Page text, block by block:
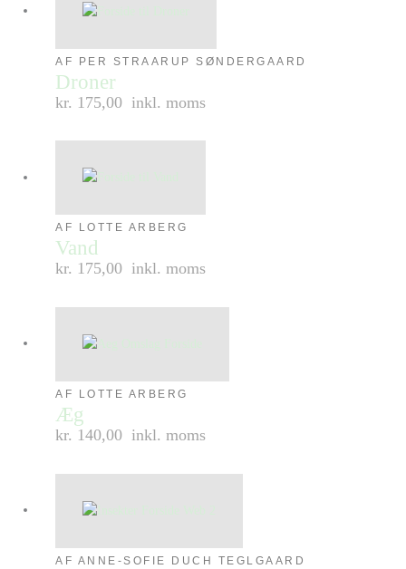
AF PER STRAARUP SØNDERGAARD
Droner
kr. 175,00 inkl. moms
AF LOTTE ARBERG
Vand
kr. 175,00 inkl. moms
AF LOTTE ARBERG
Æg
kr. 140,00 inkl. moms
AF ANNE-SOFIE DUCH TEGLGAARD